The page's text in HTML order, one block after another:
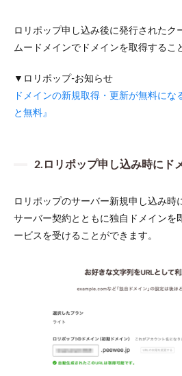
ロリポップ申し込み後に発行されたク
ムードメインでドメインを取得するこ
▼ロリポップ-お知らせ
ドメインの新規取得・更新が無料にな
と無料』
2.ロリポップ申し込み時にド
ロリポップのサーバー新規申し込み時
サーバー契約とともに独自ドメインを
ービスを受けることができます。